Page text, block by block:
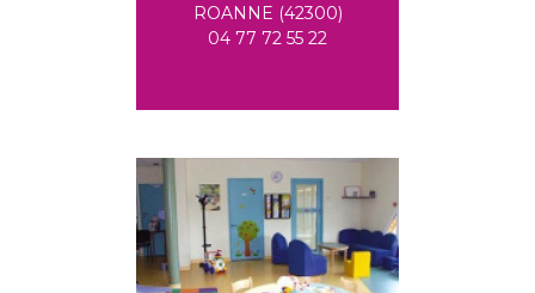
ROANNE (42300)
04 77 72 55 22